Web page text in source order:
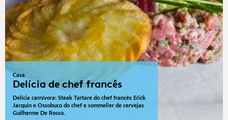
Casa
Delícia de chef francês
Delícia carnívora: Steak Tartare do chef francês Erick
Jacquin e Ossobuco do chef e sommelier de cervejas
Guilherme De Rosso.